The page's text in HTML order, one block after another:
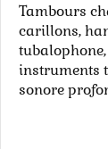
Tambours
carillons,
instruments
sonore